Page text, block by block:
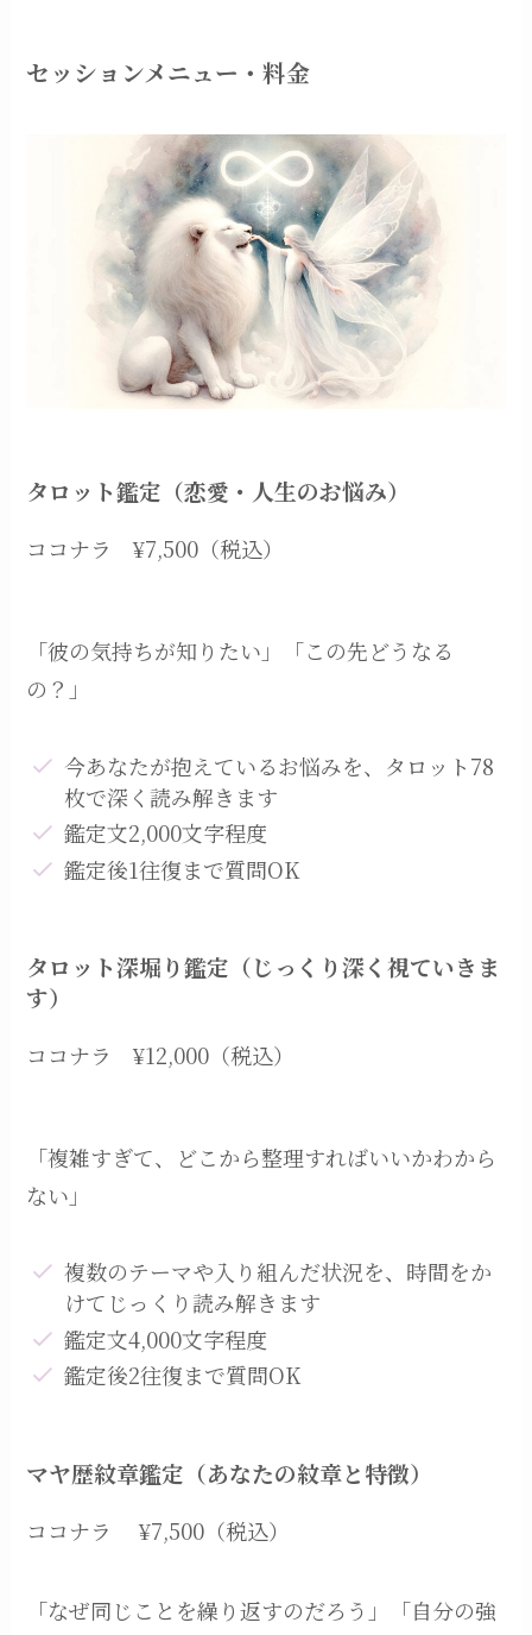
セッションメニュー・料金
タロット鑑定（恋愛・人生のお悩み）
ココナラ ¥7,500（税込）
「彼の気持ちが知りたい」「この先どうなる
の？」
今あなたが抱えているお悩みを、タロット78
枚で深く読み解きます
鑑定文2,000文字程度
鑑定後1往復まで質問OK
タロット深堀り鑑定（じっくり深く視ていきま
す）
ココナラ ¥12,000（税込）
「複雑すぎて、どこから整理すればいいかわから
ない」
複数のテーマや入り組んだ状況を、時間をか
けてじっくり読み解きます
鑑定文4,000文字程度
鑑定後2往復まで質問OK
マヤ歴紋章鑑定（あなたの紋章と特徴）
ココナラ ¥7,500（税込）
「なぜ同じことを繰り返すのだろう」「自分の強